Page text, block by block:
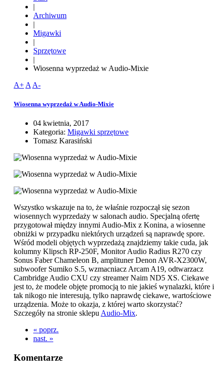
|
Archiwum
|
Migawki
|
Sprzętowe
|
Wiosenna wyprzedaż w Audio-Mixie
A+ A A-
Wiosenna wyprzedaż w Audio-Mixie
04 kwietnia, 2017
Kategoria: Migawki sprzętowe
Tomasz Karasiński
Wszystko wskazuje na to, że właśnie rozpoczął się sezon
wiosennych wyprzedaży w salonach audio. Specjalną ofertę
przygotował między innymi Audio-Mix z Konina, a wiosenne
obniżki w przypadku niektórych urządzeń są naprawdę spore.
Wśród modeli objętych wyprzedażą znajdziemy takie cuda, jak
kolumny Klipsch RP-250F, Monitor Audio Radius R270 czy
Sonus Faber Chameleon B, amplituner Denon AVR-X2300W,
subwoofer Sumiko S.5, wzmacniacz Arcam A19, odtwarzacz
Cambridge Audio CXU czy streamer Naim ND5 XS. Ciekawe
jest to, że modele objęte promocją to nie jakieś wynalazki, które i
tak nikogo nie interesują, tylko naprawdę ciekawe, wartościowe
urządzenia. Może to okazja, z której warto skorzystać?
Szczegóły na stronie sklepu Audio-Mix.
« poprz.
nast. »
Komentarze